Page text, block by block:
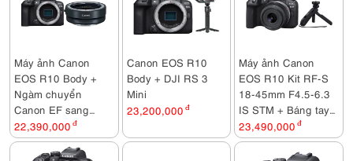
Máy ảnh Canon
EOS R10 Body +
Ngàm chuyển
Canon EF sang
EOS R (EF-EOS R)
22,390,000 đ
Canon EOS R10
Body + DJI RS 3
Mini
23,200,000 đ
Máy ảnh Canon
EOS R10 Kit RF-S
18-45mm F4.5-6.3
IS STM + Báng tay
cầm Canon HG-
100TBR
23,490,000 đ